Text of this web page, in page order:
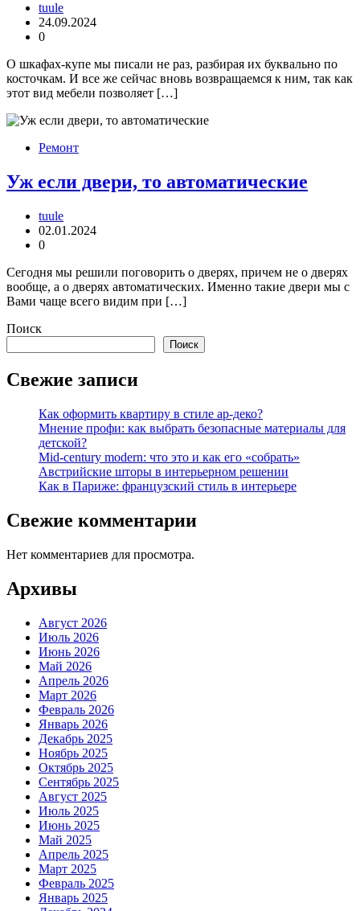
tuule
24.09.2024
0
О шкафах-купе мы писали не раз, разбирая их буквально по
косточкам. И все же сейчас вновь возвращаемся к ним, так как
этот вид мебели позволяет […]
Ремонт
Уж если двери, то автоматические
tuule
02.01.2024
0
Сегодня мы решили поговорить о дверях, причем не о дверях
вообще, а о дверях автоматических. Именно такие двери мы с
Вами чаще всего видим при […]
Поиск
Поиск
Свежие записи
Как оформить квартиру в стиле ар-деко?
Мнение профи: как выбрать безопасные материалы для
детской?
Mid-century modern: что это и как его «собрать»
Австрийские шторы в интерьерном решении
Как в Париже: французский стиль в интерьере
Свежие комментарии
Нет комментариев для просмотра.
Архивы
Август 2026
Июль 2026
Июнь 2026
Май 2026
Апрель 2026
Март 2026
Февраль 2026
Январь 2026
Декабрь 2025
Ноябрь 2025
Октябрь 2025
Сентябрь 2025
Август 2025
Июль 2025
Июнь 2025
Май 2025
Апрель 2025
Март 2025
Февраль 2025
Январь 2025